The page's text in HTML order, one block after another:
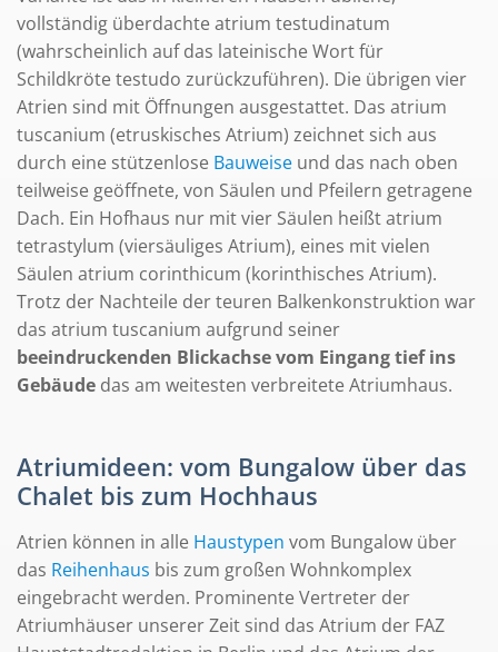
vollständig überdachte atrium testudinatum
(wahrscheinlich auf das lateinische Wort für
Schildkröte testudo zurückzuführen). Die übrigen vier
Atrien sind mit Öffnungen ausgestattet. Das atrium
tuscanium (etruskisches Atrium) zeichnet sich aus
durch eine stützenlose Bauweise und das nach oben
teilweise geöffnete, von Säulen und Pfeilern getragene
Dach. Ein Hofhaus nur mit vier Säulen heißt atrium
tetrastylum (viersäuliges Atrium), eines mit vielen
Säulen atrium corinthicum (korinthisches Atrium).
Trotz der Nachteile der teuren Balkenkonstruktion war
das atrium tuscanium aufgrund seiner
beeindruckenden Blickachse vom Eingang tief ins
Gebäude das am weitesten verbreitete Atriumhaus.
Atriumideen: vom Bungalow über das
Chalet bis zum Hochhaus
Atrien können in alle Haustypen vom Bungalow über
das Reihenhaus bis zum großen Wohnkomplex
eingebracht werden. Prominente Vertreter der
Atriumhäuser unserer Zeit sind das Atrium der FAZ